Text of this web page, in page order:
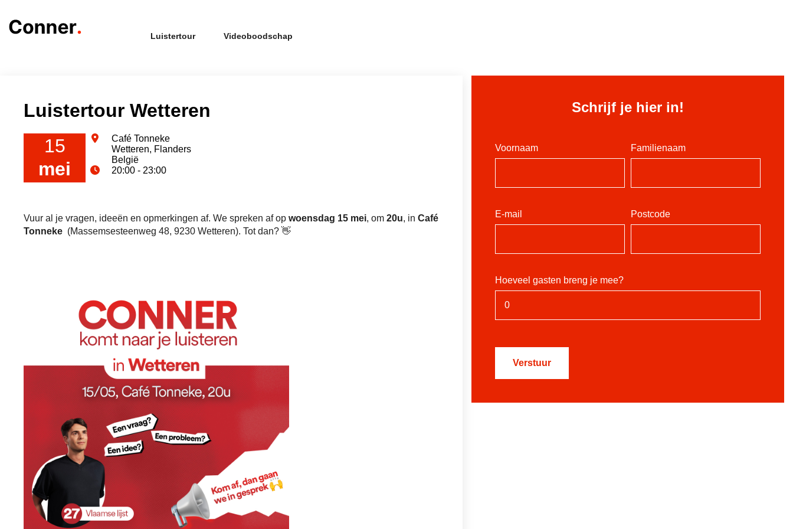
Luistertour Videoboodschap
Luistertour Wetteren
15
mei
Café Tonneke
Wetteren, Flanders
België
20:00 - 23:00
Vuur al je vragen, ideeën en opmerkingen af. We spreken af op woensdag 15 mei, om 20u, in Café
Tonneke (Massemsesteenweg 48, 9230 Wetteren). Tot dan? 👋
Schrijf je hier in!
Voornaam Familienaam
E-mail Postcode
Hoeveel gasten breng je mee?